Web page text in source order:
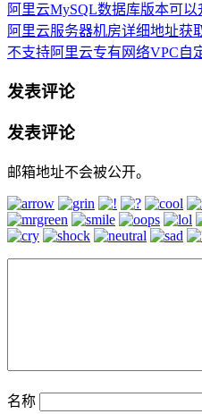
阿里云MySQL数据库版本可
阿里云服务器机房详细地址获
不支持阿里云专有网络VPC自
发表评论
发表评论
邮箱地址不会被公开。
名称